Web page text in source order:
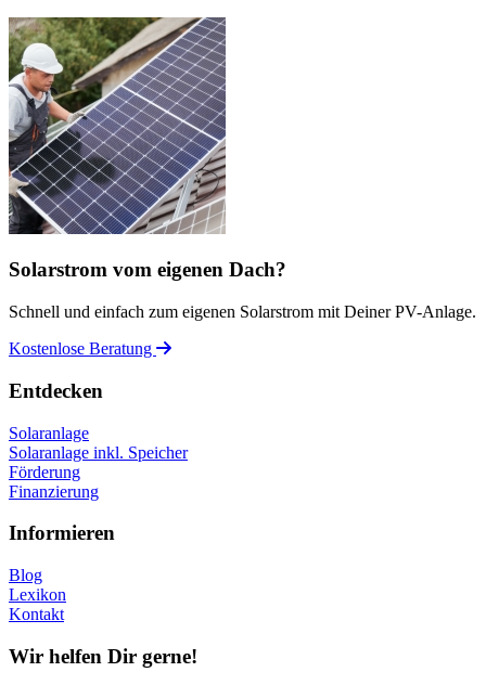
Solarstrom vom eigenen Dach?
Schnell und einfach zum eigenen Solarstrom mit Deiner PV-Anlage.
Kostenlose Beratung
Entdecken
Solaranlage
Solaranlage inkl. Speicher
Förderung
Finanzierung
Informieren
Blog
Lexikon
Kontakt
Wir helfen Dir gerne!